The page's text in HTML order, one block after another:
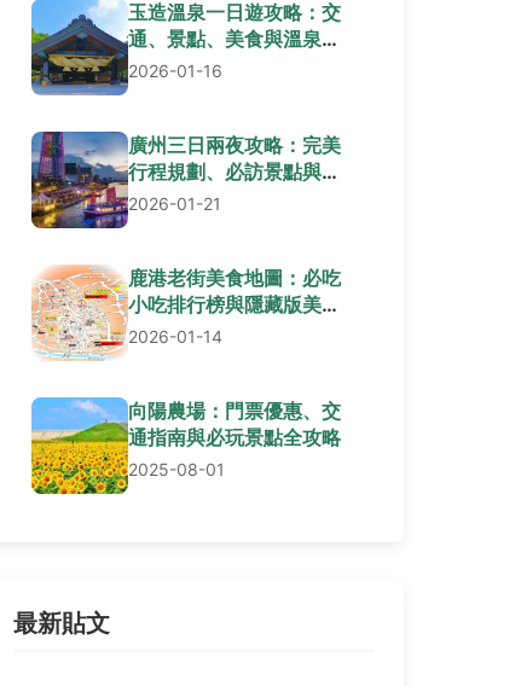
玉造溫泉一日遊攻略：交
通、景點、美食與溫泉體
驗全解析
2026-01-16
廣州三日兩夜攻略：完美
行程規劃、必訪景點與在
地美食推薦
2026-01-21
鹿港老街美食地圖：必吃
小吃排行榜與隱藏版美食
全攻略
2026-01-14
向陽農場：門票優惠、交
通指南與必玩景點全攻略
2025-08-01
最新貼文